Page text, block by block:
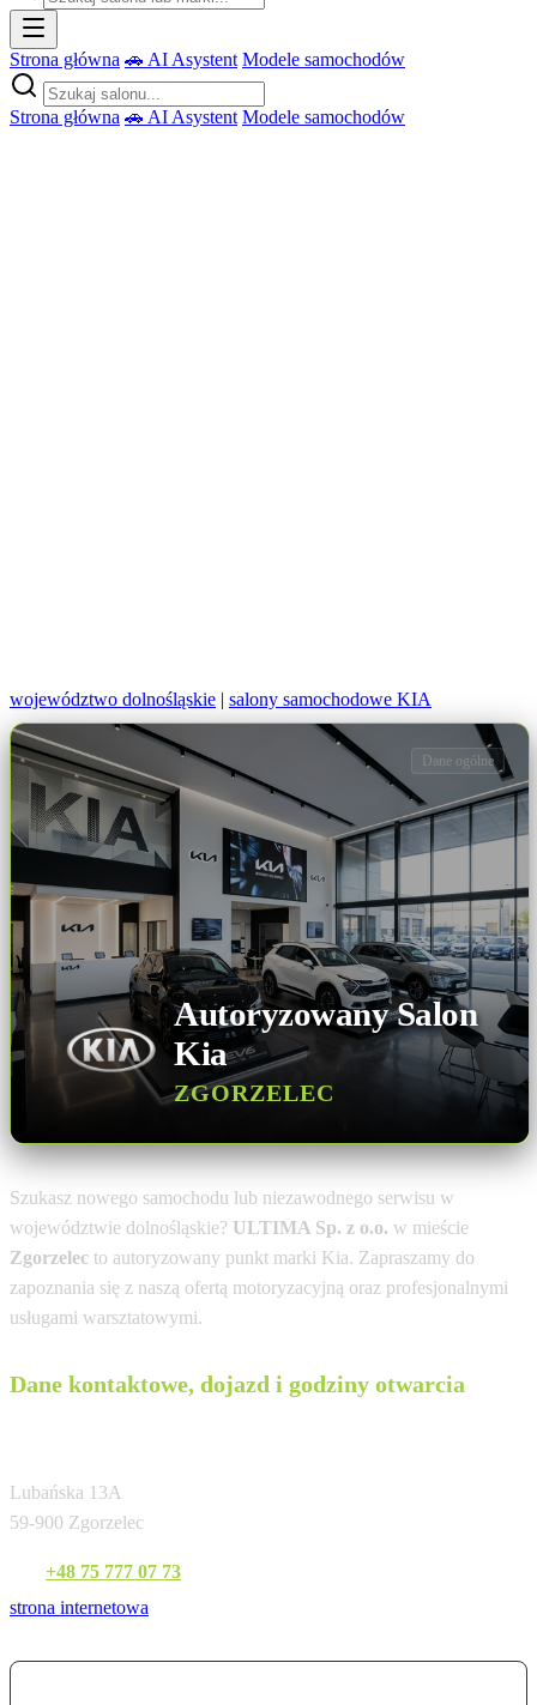
Strona główna 🚗 AI Asystent Modele samochodów
Strona główna 🚗 AI Asystent Modele samochodów
województwo dolnośląskie | salony samochodowe KIA
Autoryzowany Salon
Kia
ZGORZELEC
Dane ogólne
Szukasz nowego samochodu lub niezawodnego serwisu w
województwie dolnośląskie? ULTIMA Sp. z o.o. w mieście
Zgorzelec to autoryzowany punkt marki Kia. Zapraszamy do
zapoznania się z naszą ofertą motoryzacyjną oraz profesjonalnymi
usługami warsztatowymi.
Dane kontaktowe, dojazd i godziny otwarcia
Lubańska 13A
59-900 Zgorzelec
+48 75 777 07 73
strona internetowa